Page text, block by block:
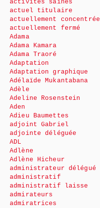
activités saines
actuel titulaire
actuellement concentrée
actuellement fermé
Adama
Adama Kamara
Adama Traoré
Adaptation
Adaptation graphique
Adélaïde Mukantabana
Adèle
Adeline Rosenstein
Aden
Adieu Baumettes
adjoint Gabriel
adjointe déléguée
ADL
Adlène
Adlène Hicheur
administrateur délégué
administratif
administratif laisse
admirateurs
admiratrices